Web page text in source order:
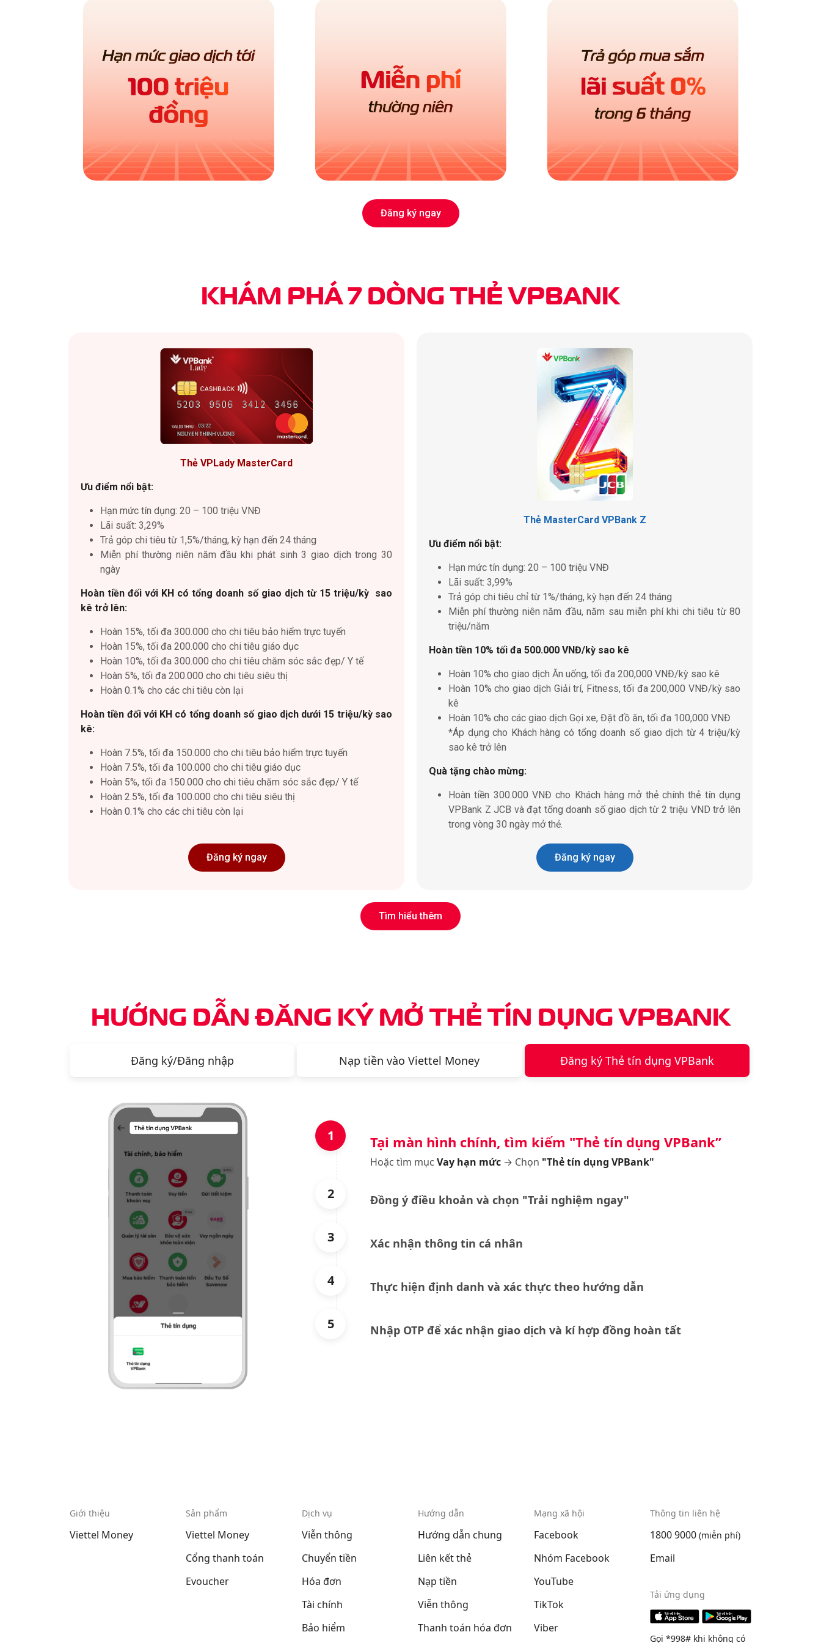
Đăng ký ngay
KHÁM PHÁ 7 DÒNG THẺVPBANK
Thẻ VPLady MasterCard
Ưu điểm nổi bật:
Hạn mức tín dụng: 20 – 100 triệu VNĐ
Lãi suất: 3,29%
Trả góp chi tiêu từ 1,5%/tháng, kỳ hạn đến 24 tháng
Miễn phí thường niên năm đầu khi phát sinh 3 giao dịch trong 30
ngày
Hoàn tiền đối với KH có tổng doanh số giao dịch từ 15 triệu/kỳ sao
kê trở lên:
Hoàn 15%, tối đa 300.000 cho chi tiêu bảo hiểm trực tuyến
Hoàn 15%, tối đa 200.000 cho chi tiêu giáo dục
Hoàn 10%, tối đa 300.000 cho chi tiêu chăm sóc sắc đẹp/ Y tế
Hoàn 5%, tối đa 200.000 cho chi tiêu siêu thị
Hoàn 0.1% cho các chi tiêu còn lại
Hoàn tiền đối với KH có tổng doanh số giao dịch dưới 15 triệu/kỳ sao
kê:
Hoàn 7.5%, tối đa 150.000 cho chi tiêu bảo hiểm trực tuyến
Hoàn 7.5%, tối đa 100.000 cho chi tiêu giáo dục
Hoàn 5%, tối đa 150.000 cho chi tiêu chăm sóc sắc đẹp/ Y tế
Hoàn 2.5%, tối đa 100.000 cho chi tiêu siêu thị
Hoàn 0.1% cho các chi tiêu còn lại
Đăng ký ngay
Thẻ MasterCard VPBank Z
Ưu điểm nổi bật:
Hạn mức tín dụng: 20 – 100 triệu VNĐ
Lãi suất: 3,99%
Trả góp chi tiêu chỉ từ 1%/tháng, kỳ hạn đến 24 tháng
Miễn phí thường niên năm đầu, năm sau miễn phí khi chi tiêu từ 80
triệu/năm
Hoàn tiền 10% tối đa 500.000 VNĐ/kỳ sao kê
Hoàn 10% cho giao dịch Ăn uống, tối đa 200,000 VNĐ/kỳ sao kê
Hoàn 10% cho giao dịch Giải trí, Fitness, tối đa 200,000 VNĐ/kỳ sao
kê
Hoàn 10% cho các giao dịch Gọi xe, Đặt đồ ăn, tối đa 100,000 VNĐ
*Áp dụng cho Khách hàng có tổng doanh số giao dịch từ 4 triệu/kỳ
sao kê trở lên
Quà tặng chào mừng:
Hoàn tiền 300.000 VNĐ cho Khách hàng mở thẻ chính thẻ tín dụng
VPBank Z JCB và đạt tổng doanh số giao dịch từ 2 triệu VND trở lên
trong vòng 30 ngày mở thẻ.
Đăng ký ngay
Tìm hiểu thêm
HƯỚNG DẪN ĐĂNG KÝ MỞ THẺ TÍN DỤNGVPBANK
Đăng ký/Đăng nhập Nạp tiền vào Viettel Money Đăng ký Thẻ tín dụng VPBank
1 Tại màn hình chính, tìm kiếm "Thẻ tín dụng VPBank”
Hoặc tìm mục Vay hạn mức → Chọn "Thẻ tín dụng VPBank"
2 Đồng ý điều khoản và chọn "Trải nghiệm ngay"
3 Xác nhận thông tin cá nhân
4 Thực hiện định danh và xác thực theo hướng dẫn
5 Nhập OTP để xác nhận giao dịch và kí hợp đồng hoàn tất
Giới thiệu
Viettel Money
Sản phẩm
Viettel Money
Cổng thanh toán
Evoucher
Dịch vụ
Viễn thông
Chuyển tiền
Hóa đơn
Tài chính
Bảo hiểm
Hướng dẫn
Hướng dẫn chung
Liên kết thẻ
Nạp tiền
Viễn thông
Thanh toán hóa đơn
Mạng xã hội
Facebook
Nhóm Facebook
YouTube
TikTok
Viber
Thông tin liên hệ
1800 9000 (miễn phí)
Email
Tải ứng dụng
Gọi *998# khi không có